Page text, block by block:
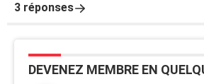
3 réponses
DEVENEZ MEMBRE EN